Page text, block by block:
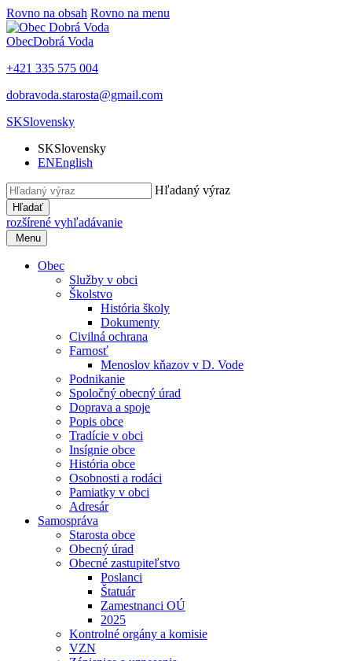
Rovno na obsah Rovno na menu
ObecDobrá Voda
+421 335 575 004
dobravoda.starosta@gmail.com
SKSlovensky
SKSlovensky
ENEnglish
Hľadaný výraz
Hľadať
rozšírené vyhľadávanie
Menu
Obec
Služby v obci
Školstvo
História školy
Dokumenty
Civilná ochrana
Farnosť
Menoslov kňazov v D. Vode
Podnikanie
Spoločný obecný úrad
Doprava a spoje
Popis obce
Tradície v obci
Insígnie obce
História obce
Osobnosti a rodáci
Pamiatky v obci
Adresár
Samospráva
Starosta obce
Obecný úrad
Obecné zastupiteľstvo
Poslanci
Štatuár
Zamestnanci OÚ
2025
Kontrolné orgány a komisie
VZN